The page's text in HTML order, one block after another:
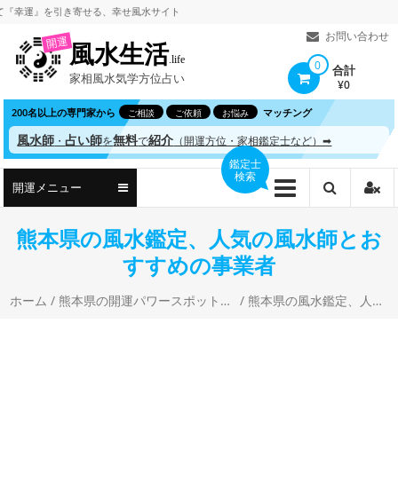
コ
ツ
へ
ス
ッ
』を引き寄せる、幸せ風水サイト
お問い合わせ
開運風水生活.life
家相風水気学方位占い
0 合計
¥0
200名以上の専門家から ご相談 ご依頼 お悩み マッチング
風水師 ・占い師を無料で紹介 （開運方位・家相鑑定士など）➡
開運メニュー
鑑定士
検索
熊本県の風水鑑定、人気の風水師とお
すすめの事業者
ホーム / 熊本県の開運パワースポットと風水・開運占い / 熊本県の風水鑑定、人気の風水師とおすすめの事業者